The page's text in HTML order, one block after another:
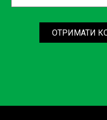
марками і моделями
Не чекайте, поки дрібні
довготривалу
ОТРИМАТИ